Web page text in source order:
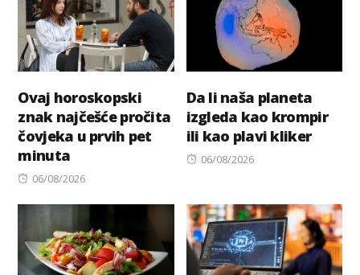
Ovaj horoskopski
znak najčešće pročita
čovjeka u prvih pet
minuta
Posted
06/08/2026
Da li naša planeta
izgleda kao krompir
ili kao plavi kliker
Posted
06/08/2026